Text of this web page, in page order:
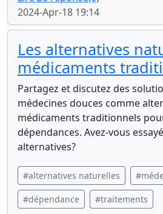
2024-Apr-18 19:14
Les alternatives
médicaments
Partagez et discutez des
médecines douces comme
médicaments traditionnels
dépendances. Avez-vous
alternatives?
#alternatives naturelles
#dépendance #traitements